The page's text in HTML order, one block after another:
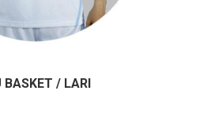
BASKET / LARI